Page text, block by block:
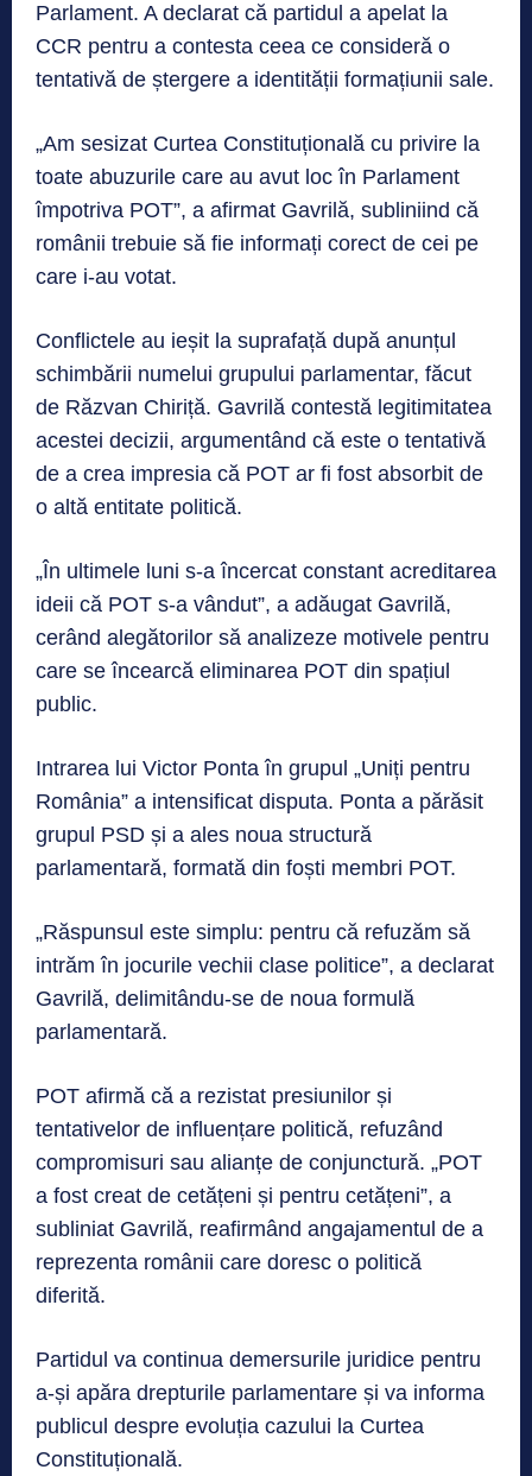
Parlament. A declarat că partidul a apelat la
CCR pentru a contesta ceea ce consideră o
tentativă de ștergere a identității formațiunii sale.
„Am sesizat Curtea Constituțională cu privire la
toate abuzurile care au avut loc în Parlament
împotriva POT”, a afirmat Gavrilă, subliniind că
românii trebuie să fie informați corect de cei pe
care i-au votat.
Conflictele au ieșit la suprafață după anunțul
schimbării numelui grupului parlamentar, făcut
de Răzvan Chiriță. Gavrilă contestă legitimitatea
acestei decizii, argumentând că este o tentativă
de a crea impresia că POT ar fi fost absorbit de
o altă entitate politică.
„În ultimele luni s-a încercat constant acreditarea
ideii că POT s-a vândut”, a adăugat Gavrilă,
cerând alegătorilor să analizeze motivele pentru
care se încearcă eliminarea POT din spațiul
public.
Intrarea lui Victor Ponta în grupul „Uniți pentru
România” a intensificat disputa. Ponta a părăsit
grupul PSD și a ales noua structură
parlamentară, formată din foști membri POT.
„Răspunsul este simplu: pentru că refuzăm să
intrăm în jocurile vechii clase politice”, a declarat
Gavrilă, delimitându-se de noua formulă
parlamentară.
POT afirmă că a rezistat presiunilor și
tentativelor de influențare politică, refuzând
compromisuri sau alianțe de conjunctură. „POT
a fost creat de cetățeni și pentru cetățeni”, a
subliniat Gavrilă, reafirmând angajamentul de a
reprezenta românii care doresc o politică
diferită.
Partidul va continua demersurile juridice pentru
a-și apăra drepturile parlamentare și va informa
publicul despre evoluția cazului la Curtea
Constituțională.